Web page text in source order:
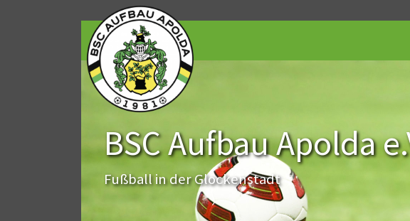
BSC Aufbau Apolda
Fußball in der Glockenstadt